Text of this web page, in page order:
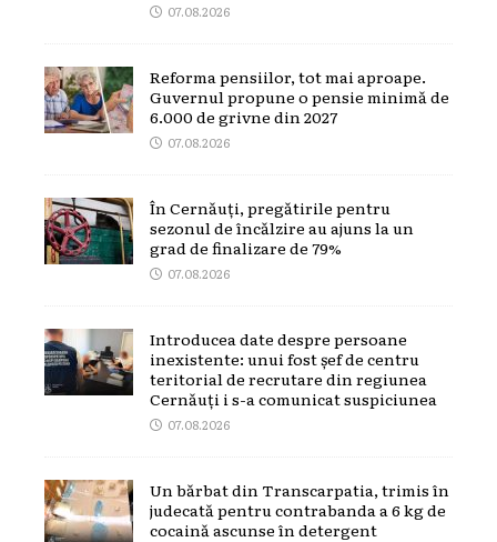
07.08.2026
Reforma pensiilor, tot mai aproape.
Guvernul propune o pensie minimă de
6.000 de grivne din 2027
07.08.2026
În Cernăuți, pregătirile pentru
sezonul de încălzire au ajuns la un
grad de finalizare de 79%
07.08.2026
Introducea date despre persoane
inexistente: unui fost șef de centru
teritorial de recrutare din regiunea
Cernăuți i s-a comunicat suspiciunea
07.08.2026
Un bărbat din Transcarpatia, trimis în
judecată pentru contrabanda a 6 kg de
cocaină ascunse în detergent